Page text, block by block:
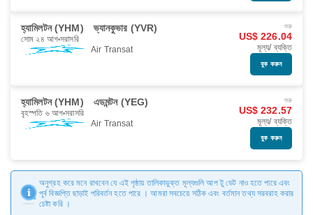
হ্যামিলটন (YHM) ভ্যানকুভার (YVR)
সোম ২৪ আগ সরাসরি
Air Transat
শুরু
US$ 226.04
মূল্য/ ব্যক্তি
বুক করুন
হ্যামিলটন (YHM) এডমন্টন (YEG)
বৃহস্পতি ৬ আগ সরাসরি
Air Transat
শুরু
US$ 232.57
মূল্য/ ব্যক্তি
বুক করুন
অনুগ্রহ করে মনে রাখবেন যে এই পৃষ্ঠায় তালিকাভুক্ত মূল্যগুলি আপ টু ডেট নাও হতে পারে এবং
পূর্ব বিজ্ঞপ্তি ছাড়াই পরিবর্তন হতে পারে । আমরা সবচেয়ে সঠিক এবং বর্তমান তথ্য সরবরাহ করার
চেষ্টা করি ।